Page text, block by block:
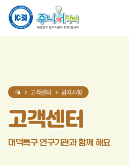
반복영역
건너뛰기
고객센터 공지사항
고객센터
대덕특구 연구기관과 함께 해요
공유